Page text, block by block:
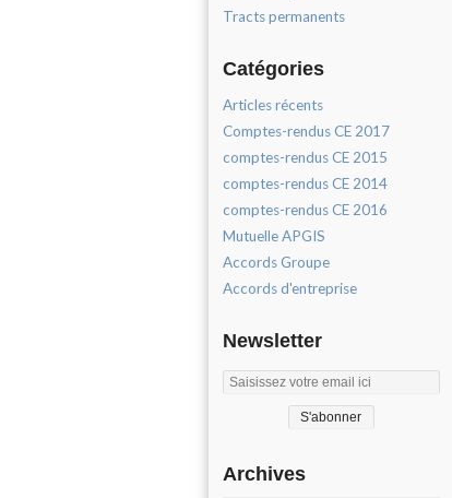
Tracts permanents
Catégories
Articles récents
Comptes-rendus CE 2017
comptes-rendus CE 2015
comptes-rendus CE 2014
comptes-rendus CE 2016
Mutuelle APGIS
Accords Groupe
Accords d'entreprise
Newsletter
Archives